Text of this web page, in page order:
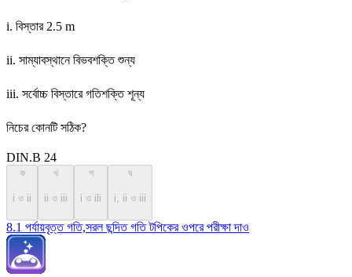
i. বিস্তার 2.5 m
ii. সাম্যাবস্থানে বিভবশক্তি শুন্য
iii. সর্বোচ্চ বিস্তারে গতিশক্তি শূন্য
নিচের কোনটি সঠিক?
DIN.B 24
ক
i ও ii
খ
ii ও iii
গ
i ও ili
ঘ
i, ii ও iii
8.1 পর্যায়বৃত্ত গতি,সরল ছন্দিত গতি টপিকের ওপরে পরীক্ষা দাও